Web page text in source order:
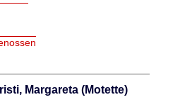
Margareta (Motette)